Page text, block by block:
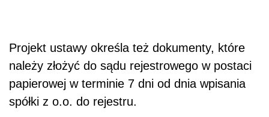
Projekt ustawy określa też dokumenty, które
należy złożyć do sądu rejestrowego w postaci
papierowej w terminie 7 dni od dnia wpisania
spółki z o.o. do rejestru.